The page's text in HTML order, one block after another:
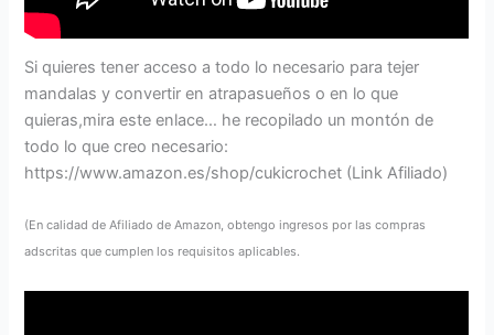
Si quieres tener acceso a todo lo necesario para tejer
mandalas y convertir en atrapasueños o en lo que
quieras,mira este enlace… he recopilado un montón de
todo lo que creo necesario:
https://www.amazon.es/shop/cukicrochet (Link Afiliado)
(En calidad de Afiliado de Amazon, obtengo ingresos por las compras
adscritas que cumplen los requisitos aplicables.